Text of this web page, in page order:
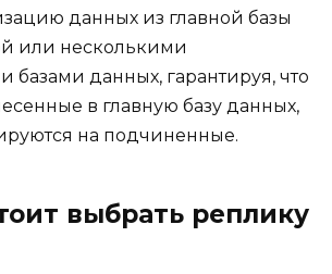
данных из главной базы
или несколькими
данных, гарантируя, что
в главную базу данных,
на подчиненные.
выбрать реплику